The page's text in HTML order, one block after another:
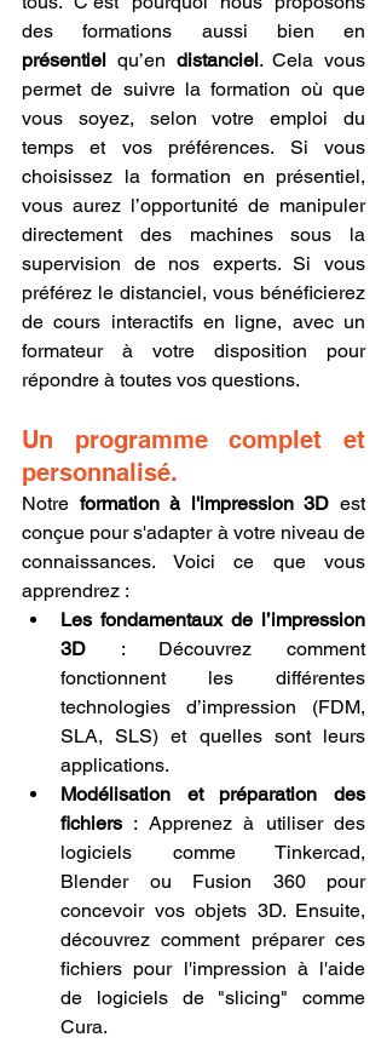
présentiel qu’en distanciel. Cela vous
permet de suivre la formation où que
vous soyez, selon votre emploi du
temps et vos préférences. Si vous
choisissez la formation en présentiel,
vous aurez l’opportunité de manipuler
directement des machines sous la
supervision de nos experts. Si vous
préférez le distanciel, vous bénéficierez
de cours interactifs en ligne, avec un
formateur à votre disposition pour
répondre à toutes vos questions.
Un programme complet et
personnalisé.
Notre formation à l'impression 3D est
conçue pour s'adapter à votre niveau de
connaissances. Voici ce que vous
apprendrez :
Les fondamentaux de l’impression
3D : Découvrez comment
fonctionnent les différentes
technologies d’impression (FDM,
SLA, SLS) et quelles sont leurs
applications.
Modélisation et préparation des
fichiers : Apprenez à utiliser des
logiciels comme Tinkercad,
Blender ou Fusion 360 pour
concevoir vos objets 3D. Ensuite,
découvrez comment préparer ces
fichiers pour l'impression à l'aide
de logiciels de "slicing" comme
Cura.